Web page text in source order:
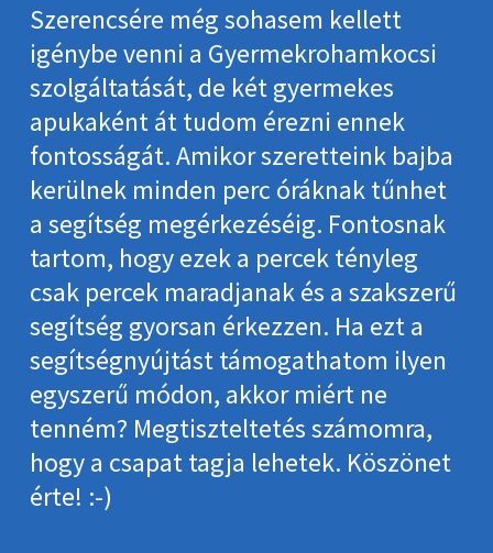
Szerencsére még sohasem kellett
igénybe venni a Gyermekrohamkocsi
szolgáltatását, de két gyermekes
apukaként át tudom érezni ennek
fontosságát. Amikor szeretteink bajba
kerülnek minden perc óráknak tűnhet
a segítség megérkezéséig. Fontosnak
tartom, hogy ezek a percek tényleg
csak percek maradjanak és a szakszerű
segítség gyorsan érkezzen. Ha ezt a
segítségnyújtást támogathatom ilyen
egyszerű módon, akkor miért ne
tenném? Megtiszteltetés számomra,
hogy a csapat tagja lehetek. Köszönet
érte! :-)